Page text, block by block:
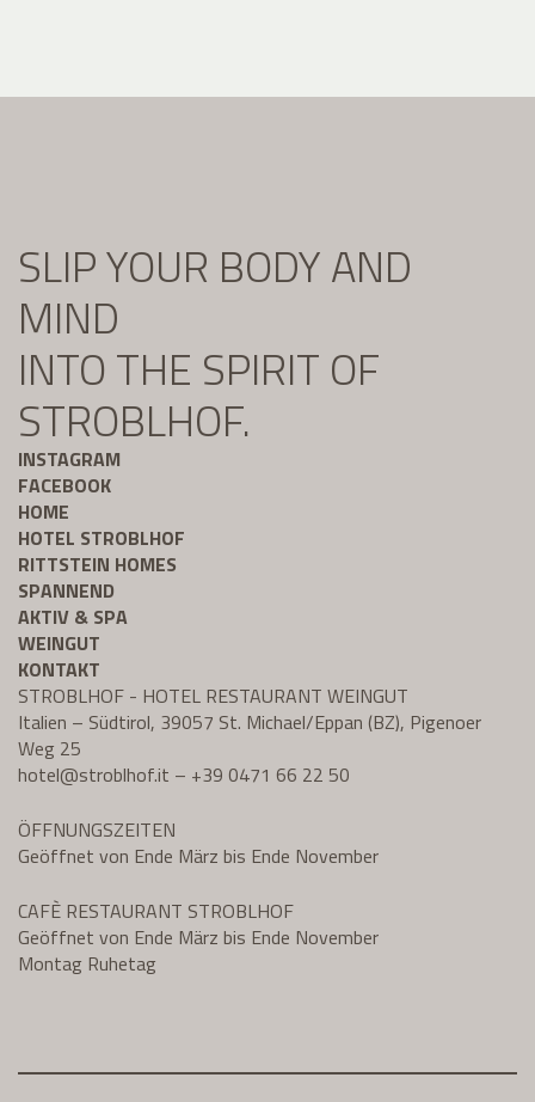
SLIP YOUR BODY AND
MIND
INTO THE SPIRIT OF
STROBLHOF.
INSTAGRAM
FACEBOOK
HOME
HOTEL STROBLHOF
RITTSTEIN HOMES
SPANNEND
AKTIV & SPA
WEINGUT
KONTAKT
STROBLHOF - HOTEL RESTAURANT WEINGUT
Italien – Südtirol, 39057 St. Michael/Eppan (BZ), Pigenoer
Weg 25
hotel@stroblhof.it – +39 0471 66 22 50
ÖFFNUNGSZEITEN
Geöffnet von Ende März bis Ende November
CAFÈ RESTAURANT STROBLHOF
Geöffnet von Ende März bis Ende November
Montag Ruhetag